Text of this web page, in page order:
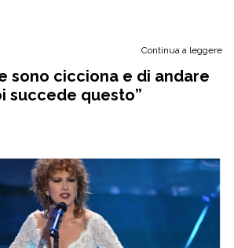
Continua a leggere
sono cicciona e di andare
succede questo”